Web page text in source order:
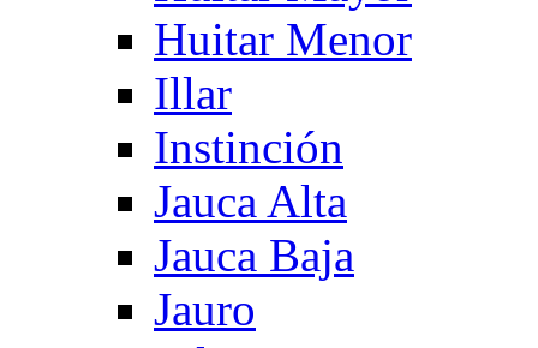
Huitar Menor
Illar
Instinción
Jauca Alta
Jauca Baja
Jauro